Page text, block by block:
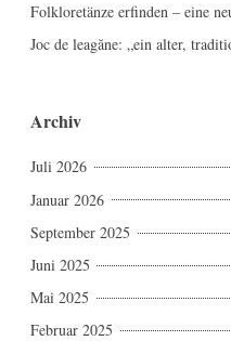
Folkloretänze erfinden – eine
Joc de leagăne: „ein alter,
Archiv
Juli 2026
Januar 2026
September 2025
Juni 2025
Mai 2025
Februar 2025